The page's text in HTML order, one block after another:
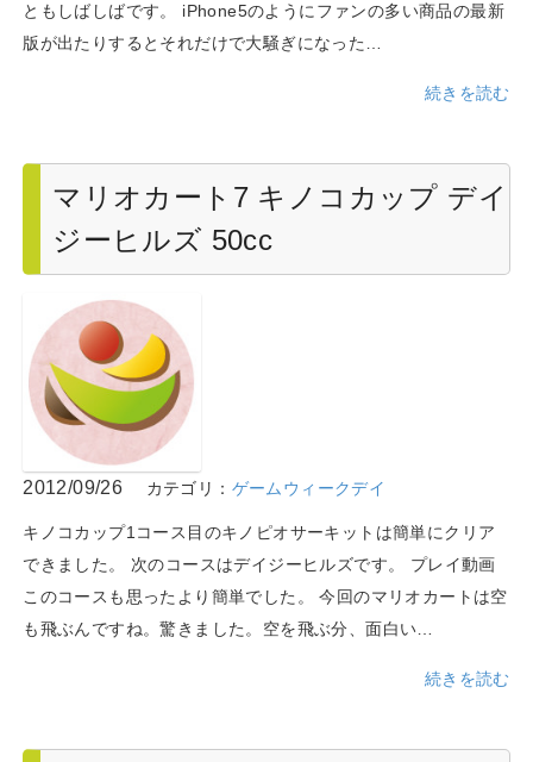
ともしばしばです。 iPhone5のようにファンの多い商品の最新
版が出たりするとそれだけで大騒ぎになった…
続きを読む
マリオカート7 キノコカップ デイ
ジーヒルズ 50cc
2012/09/26 カテゴリ： ゲームウィークデイ
キノコカップ1コース目のキノピオサーキットは簡単にクリア
できました。 次のコースはデイジーヒルズです。 プレイ動画
このコースも思ったより簡単でした。 今回のマリオカートは空
も飛ぶんですね。驚きました。空を飛ぶ分、面白い…
続きを読む